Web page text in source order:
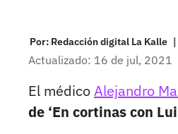
Por: Redacción digital La Kalle |
Actualizado: 16 de jul, 2021
El médicoAlejandro
de ‘En cortinas con